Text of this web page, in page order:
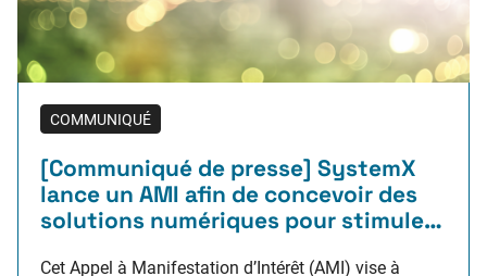
COMMUNIQUÉ
[Communiqué de presse] SystemX
lance un AMI afin de concevoir des
solutions numériques pour stimuler
Cet Appel à Manifestation d’Intérêt (AMI) vise à